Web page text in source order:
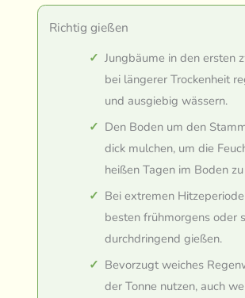
Richtig gießen
Jungbäume in den ersten
bei längerer Trockenheit
und ausgiebig wässern.
Den Boden um den
dick mulchen, um die
heißen Tagen im Boden
Bei extremen
besten frühmorgens oder
durchdringend gießen.
Bevorzugt weiches
der Tonne nutzen, auch